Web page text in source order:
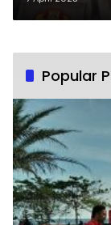
pesan
Popular